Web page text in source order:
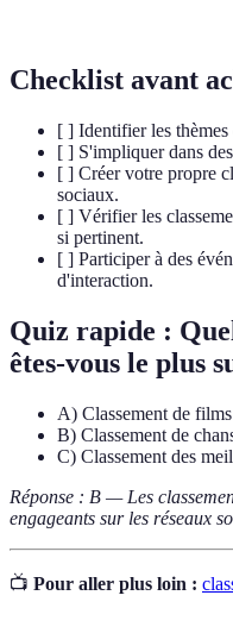
Checklist avant
[ ] Identifier les thèmes
[ ] S'impliquer dans
[ ] Créer votre propre
sociaux.
[ ] Vérifier les
si pertinent.
[ ] Participer à des
d'interaction.
Quiz rapide :
êtes-vous le plus
A) Classement de films
B) Classement de
C) Classement des
Réponse : B — Les
engageants sur les réseaux
📺 Pour aller plus loin :